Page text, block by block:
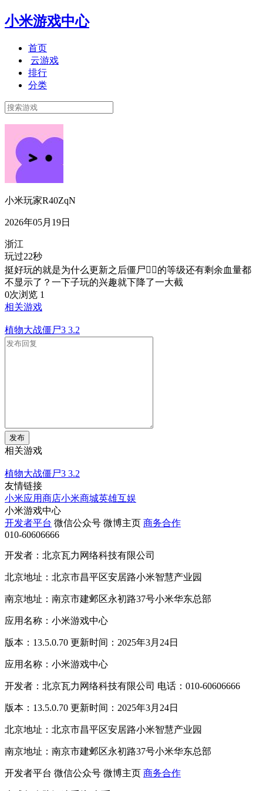
小米游戏中心
首页
云游戏
排行
分类
小米玩家R40ZqN
2026年05月19日
浙江
玩过22秒
挺好玩的就是为什么更新之后僵尸🧟‍♂️的等级还有剩余血量都
不显示了？一下子玩的兴趣就下降了一大截
0次浏览 1
相关游戏
植物大战僵尸3 3.2
发布
相关游戏
植物大战僵尸3 3.2
友情链接
小米应用商店小米商城英雄互娱
小米游戏中心
开发者平台 微信公众号 微博主页 商务合作
010-60606666
开发者：北京瓦力网络科技有限公司
北京地址：北京市昌平区安居路小米智慧产业园
南京地址：南京市建邺区永初路37号小米华东总部
应用名称：小米游戏中心
版本：13.5.0.70 更新时间：2025年3月24日
应用名称：小米游戏中心
开发者：北京瓦力网络科技有限公司 电话：010-60606666
版本：13.5.0.70 更新时间：2025年3月24日
北京地址：北京市昌平区安居路小米智慧产业园
南京地址：南京市建邺区永初路37号小米华东总部
开发者平台 微信公众号 微博主页 商务合作